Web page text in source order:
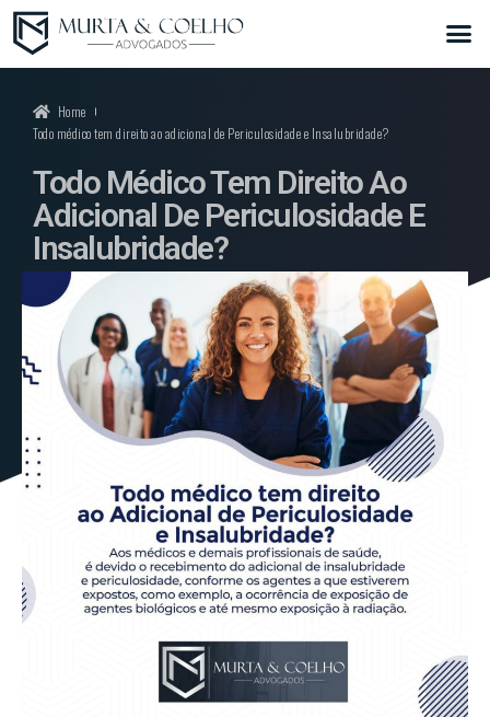
Home
Todo médico tem direito ao adicional de Periculosidade e Insalubridade?
Todo Médico Tem Direito Ao
Adicional De Periculosidade E
Insalubridade?